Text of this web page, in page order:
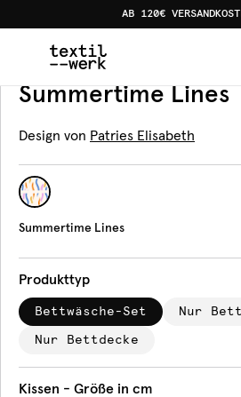
AB 120€
Produkte Bettwäsche
Bettwäsche
Summertime Lines
Design von Patries Elisabeth
Summertime Lines
Produkttyp
Bettwäsche-Set Nur
Nur Bettdecke
Kissen - Größe in cm